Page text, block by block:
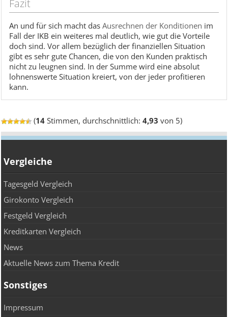
Fazit
An und für sich macht dasAusrechnen der Konditionen im
Fall der IKB ein weiteres mal deutlich, wie gut die Vorteile
doch sind. Vor allem bezüglich der finanziellen Situation
gibt es sehr gute Chancen, die von den Kunden praktisch
nicht zu leugnen sind. In der Summe wird eine absolut
lohnenswerte Situation kreiert, von der jeder profitieren
kann.
(14 Stimmen, durchschnittlich:4,93 von 5)
Vergleiche
Tagesgeld Vergleich
Girokonto Vergleich
Festgeld Vergleich
Kreditkarten Vergleich
News
Aktuelle News zum Thema Kredit
Sonstiges
Impressum